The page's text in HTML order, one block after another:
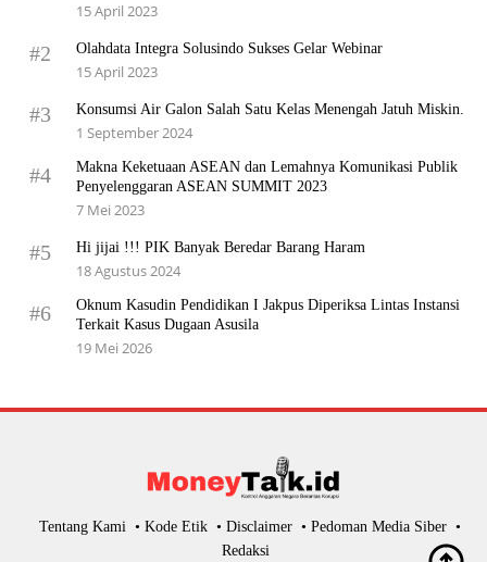
15 April 2023
#2 Olahdata Integra Solusindo Sukses Gelar Webinar
15 April 2023
#3 Konsumsi Air Galon Salah Satu Kelas Menengah Jatuh Miskin.
1 September 2024
#4
Makna Keketuaan ASEAN dan Lemahnya Komunikasi Publik
Penyelenggaran ASEAN SUMMIT 2023
7 Mei 2023
#5 Hi jijai !!! PIK Banyak Beredar Barang Haram
18 Agustus 2024
#6
Oknum Kasudin Pendidikan I Jakpus Diperiksa Lintas Instansi
Terkait Kasus Dugaan Asusila
19 Mei 2026
Tentang Kami Kode Etik Disclaimer
Pedoman Media Siber
Redaksi